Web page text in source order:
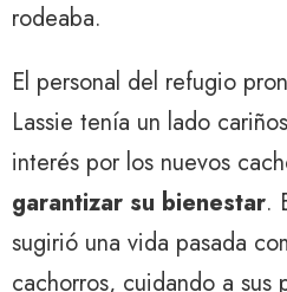
rodeaba.
El personal del refugio
Lassie tenía un lado
interés por los nuevos
garantizar su bienestar.
sugirió una vida pasada
cachorros, cuidando a sus